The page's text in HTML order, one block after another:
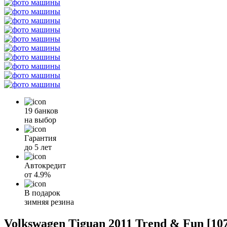
19 банков
на выбор
Гарантия
до 5 лет
Автокредит
от 4.9%
В подарок
зимняя резина
Volkswagen Tiguan 2011 Trend & Fun